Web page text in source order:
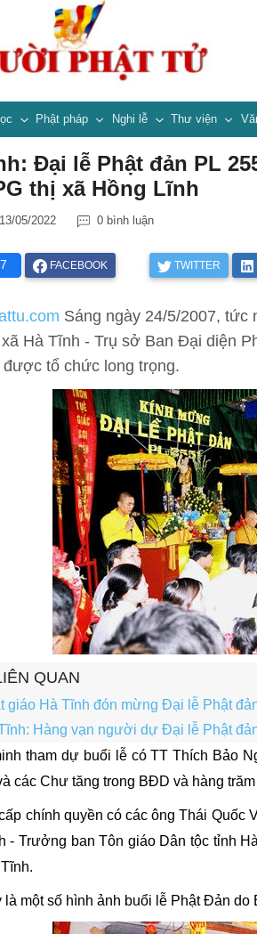
Phật pháp Nghi lễ Thư viện
Đại lễ Phật đản PL
thị xã Hồng Lĩnh
05/2022 0 bình luận
7 FACEBOOK TWITTER
Sáng ngày 24/5/2007, tức
Hà Tĩnh - Trụ sở Ban Đại diện
được tổ chức long trọng.
QUAN
giáo Hà Tĩnh đón mừng Đại lễ Phật
Hàng vạn người dự Đại lễ Phật
tham dự buổi lễ có TT Thích Bảo
các Chư tăng trong BĐD và hàng
chính quyền có các ông Thái Quốc
- Trưởng ban Tôn giáo Dân tộc tỉnh
là một số hình ảnh buổi lễ Phật Đản